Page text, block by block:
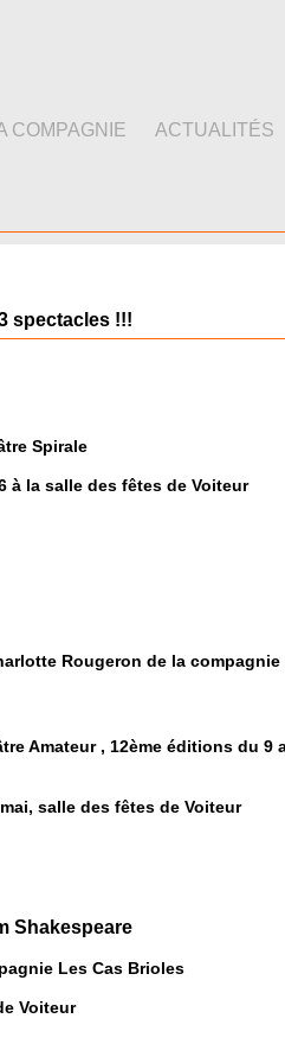
COMPAGNIE ACTUALITÉS
spectacles !!!
Spirale
à la salle des fêtes de Voiteur
Rougeron de la compagnie
Amateur , 12ème éditions du 9
salle des fêtes de Voiteur
Shakespeare
Les Cas Brioles
Voiteur